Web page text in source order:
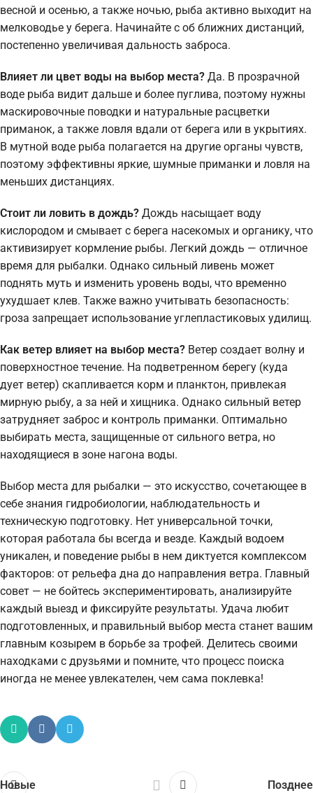
весной и осенью, а также ночью, рыба активно выходит на
мелководье у берега. Начинайте с об ближних дистанций,
постепенно увеличивая дальность заброса.
Влияет ли цвет воды на выбор места? Да. В прозрачной
воде рыба видит дальше и более пуглива, поэтому нужны
маскировочные поводки и натуральные расцветки
приманок, а также ловля вдали от берега или в укрытиях.
В мутной воде рыба полагается на другие органы чувств,
поэтому эффективны яркие, шумные приманки и ловля на
меньших дистанциях.
Стоит ли ловить в дождь? Дождь насыщает воду
кислородом и смывает с берега насекомых и органику, что
активизирует кормление рыбы. Легкий дождь — отличное
время для рыбалки. Однако сильный ливень может
поднять муть и изменить уровень воды, что временно
ухудшает клев. Также важно учитывать безопасность:
гроза запрещает использование углепластиковых удилищ.
Как ветер влияет на выбор места? Ветер создает волну и
поверхностное течение. На подветренном берегу (куда
дует ветер) скапливается корм и планктон, привлекая
мирную рыбу, а за ней и хищника. Однако сильный ветер
затрудняет заброс и контроль приманки. Оптимально
выбирать места, защищенные от сильного ветра, но
находящиеся в зоне нагона воды.
Выбор места для рыбалки — это искусство, сочетающее в
себе знания гидробиологии, наблюдательность и
техническую подготовку. Нет универсальной точки,
которая работала бы всегда и везде. Каждый водоем
уникален, и поведение рыбы в нем диктуется комплексом
факторов: от рельефа дна до направления ветра. Главный
совет — не бойтесь экспериментировать, анализируйте
каждый выезд и фиксируйте результаты. Удача любит
подготовленных, и правильный выбор места станет вашим
главным козырем в борьбе за трофей. Делитесь своими
находками с друзьями и помните, что процесс поиска
иногда не менее увлекателен, чем сама поклевка!
Новые Позднее